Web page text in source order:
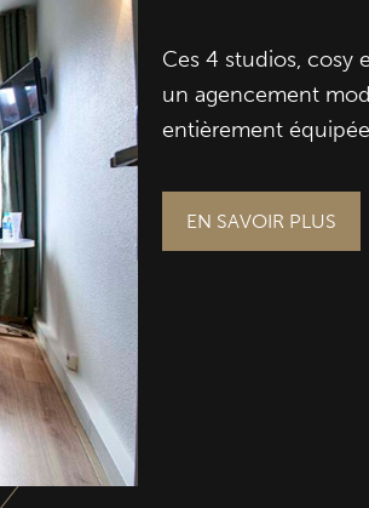
Ces 4 studios, cosy
un agencement
entièrement
EN SAVOIR PLUS